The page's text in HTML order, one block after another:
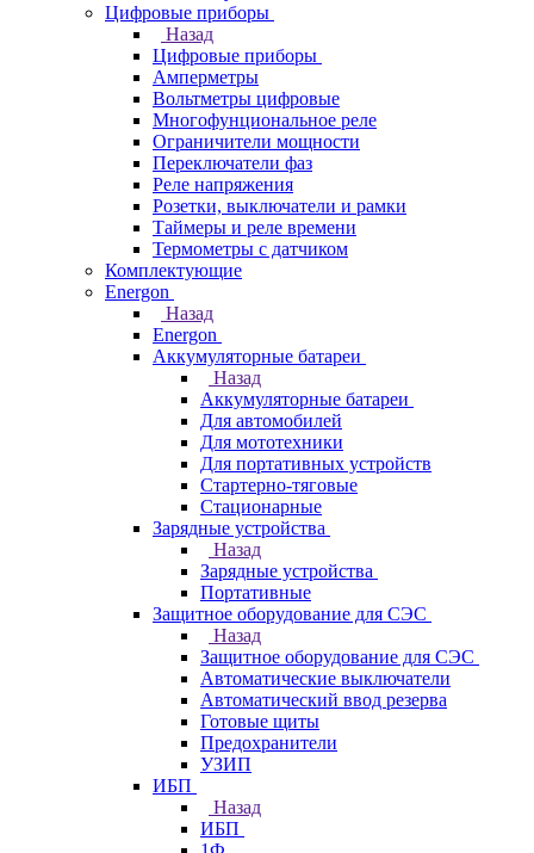
Цифровые приборы
Назад
Цифровые приборы
Амперметры
Вольтметры цифровые
Многофунциональное реле
Ограничители мощности
Переключатели фаз
Реле напряжения
Розетки, выключатели и рамки
Таймеры и реле времени
Термометры c датчиком
Комплектующие
Energon
Назад
Energon
Аккумуляторные батареи
Назад
Аккумуляторные батареи
Для автомобилей
Для мототехники
Для портативных устройств
Стартерно-тяговые
Стационарные
Зарядные устройства
Назад
Зарядные устройства
Портативные
Защитное оборудование для СЭС
Назад
Защитное оборудование для СЭС
Автоматические выключатели
Автоматический ввод резерва
Готовые щиты
Предохранители
УЗИП
ИБП
Назад
ИБП